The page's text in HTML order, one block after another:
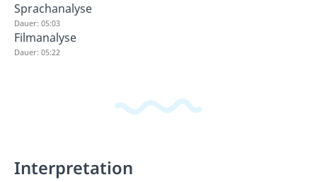
Sprachanalyse
Dauer: 05:03
Filmanalyse
Dauer: 05:22
Interpretation